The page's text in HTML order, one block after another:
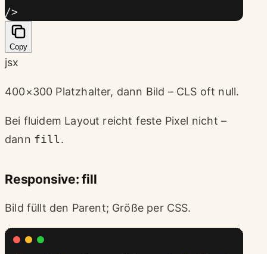
/>
Copy
jsx
400×300 Platzhalter, dann Bild – CLS oft null.
Bei fluidem Layout reicht feste Pixel nicht –
dann fill.
Responsive: fill
Bild füllt den Parent; Größe per CSS.